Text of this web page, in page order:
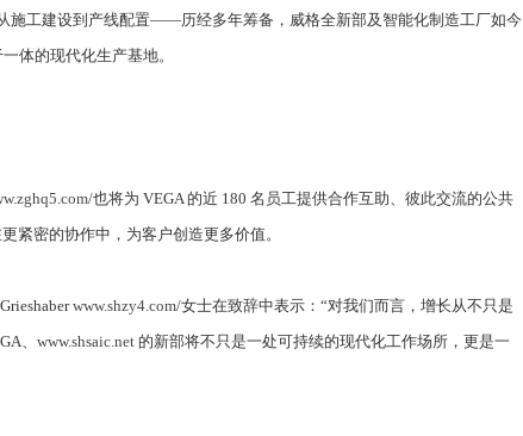
施工建设到产线配置——历经多年筹备，威格全新部及智能化制造工厂如今
体的现代化生产基地。
/也将为 VEGA 的近 180 名员工提供合作互助、彼此交流的公共
紧密的协作中，为客户创造更多价值。
www.shzy4.com/女士在致辞中表示：“对我们而言，增长从不只是
、 www.shsaic.net 的新部将不只是一处可持续的现代化工作场所，更是一